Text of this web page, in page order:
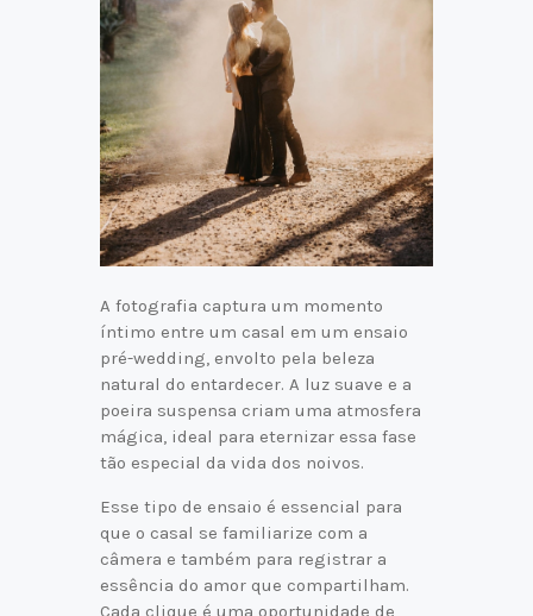
A fotografia captura um momento
íntimo entre um casal em um ensaio
pré-wedding, envolto pela beleza
natural do entardecer. A luz suave e a
poeira suspensa criam uma atmosfera
mágica, ideal para eternizar essa fase
tão especial da vida dos noivos.
Esse tipo de ensaio é essencial para
que o casal se familiarize com a
câmera e também para registrar a
essência do amor que compartilham.
Cada clique é uma oportunidade de